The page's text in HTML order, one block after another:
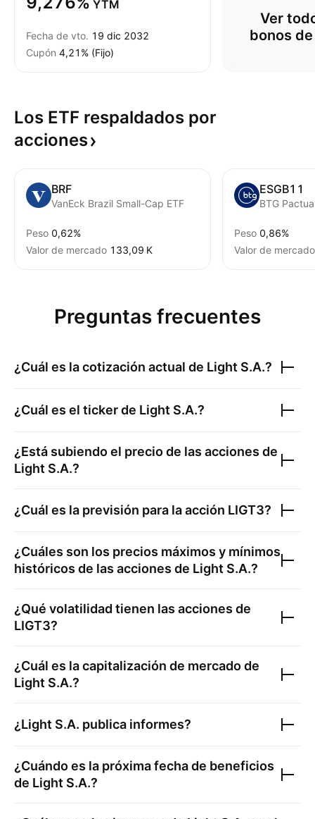
YTM
Fecha de vto. 19 dic 2032
Cupón 4,21% (Fijo)
Ver
bonos de
Los ETF respaldados por
acciones
BRF
VanEck Brazil Small-Cap ETF
Peso 0,62%
Valor de mercado ‪133,09 K‬
ESGB11
Peso 0,86%
Valor de mercado
Preguntas frecuentes
¿Cuál es la cotización actual de Light S.A.?
¿Cuál es el ticker de Light S.A.?
¿Está subiendo el precio de las acciones de
Light S.A.?
¿Cuál es la previsión para la acción LIGT3?
¿Cuáles son los precios máximos y mínimos
históricos de las acciones de Light S.A.?
¿Qué volatilidad tienen las acciones de
LIGT3?
¿Cuál es la capitalización de mercado de
Light S.A.?
¿Light S.A. publica informes?
¿Cuándo es la próxima fecha de beneficios
de Light S.A.?